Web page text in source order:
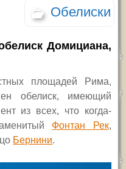
Обелиски
Домициана,
площадей Рима,
обелиск, имеющий
из всех, что когда-
Фонтан Рек,
Бернини.